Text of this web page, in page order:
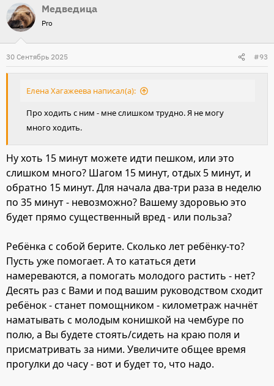
Медведица
Pro
30 Сентябрь 2025 #93
Елена Хагажеева написал(а):
Про ходить с ним - мне слишком трудно. Я не могу
много ходить.
Ну хоть 15 минут можете идти пешком, или это
слишком много? Шагом 15 минут, отдых 5 минут, и
обратно 15 минут. Для начала два-три раза в неделю
по 35 минут - невозможно? Вашему здоровью это
будет прямо существенный вред - или польза?
Ребёнка с собой берите. Сколько лет ребёнку-то?
Пусть уже помогает. А то кататься дети
намереваются, а помогать молодого растить - нет?
Десять раз с Вами и под вашим руководством сходит
ребёнок - станет помощником - километраж начнёт
наматывать с молодым конишкой на чембуре по
полю, а Вы будете стоять/сидеть на краю поля и
присматривать за ними. Увеличите общее время
прогулки до часу - вот и будет то, что надо.